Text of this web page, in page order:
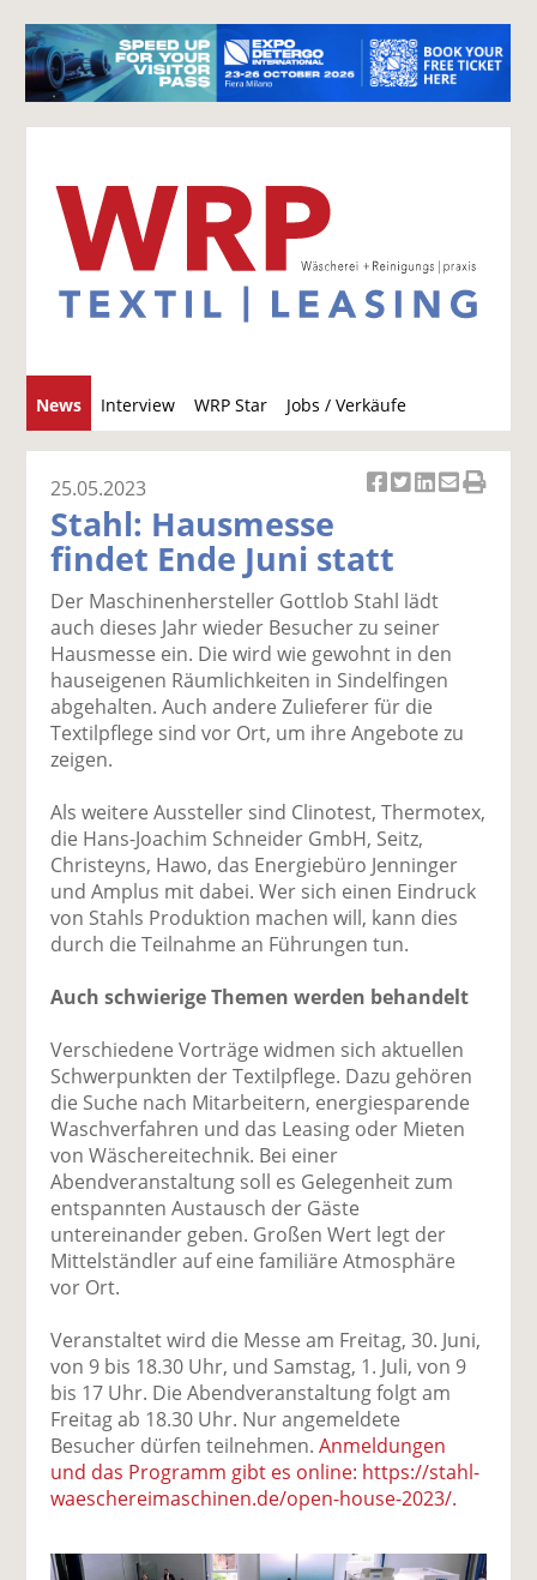
News Interview WRP Star Jobs / Verkäufe
u
c
k
el
a
uf
F
ac
e
b
o
k
te
il
e
n
k
el
t
wi
tt
er
n
el
a
uf
Li
n
k
e
te
il
e
n
p
E
m
l
er
se
d
e
n
25.05.2023
Stahl: Hausmesse
findet Ende Juni statt
Der Maschinenhersteller Gottlob Stahl lädt
auch dieses Jahr wieder Besucher zu seiner
Hausmesse ein. Die wird wie gewohnt in den
hauseigenen Räumlichkeiten in Sindelfingen
abgehalten. Auch andere Zulieferer für die
Textilpflege sind vor Ort, um ihre Angebote zu
zeigen.
Als weitere Aussteller sind Clinotest, Thermotex,
die Hans-Joachim Schneider GmbH, Seitz,
Christeyns, Hawo, das Energiebüro Jenninger
und Amplus mit dabei. Wer sich einen Eindruck
von Stahls Produktion machen will, kann dies
durch die Teilnahme an Führungen tun.
Auch schwierige Themen werden behandelt
Verschiedene Vorträge widmen sich aktuellen
Schwerpunkten der Textilpflege. Dazu gehören
die Suche nach Mitarbeitern, energiesparende
Waschverfahren und das Leasing oder Mieten
von Wäschereitechnik. Bei einer
Abendveranstaltung soll es Gelegenheit zum
entspannten Austausch der Gäste
untereinander geben. Großen Wert legt der
Mittelständler auf eine familiäre Atmosphäre
vor Ort.
Veranstaltet wird die Messe am Freitag, 30. Juni,
von 9 bis 18.30 Uhr, und Samstag, 1. Juli, von 9
bis 17 Uhr. Die Abendveranstaltung folgt am
Freitag ab 18.30 Uhr. Nur angemeldete
Besucher dürfen teilnehmen.Anmeldungen
und das Programm gibt es online: https://stahl-
waeschereimaschinen.de/open-house-2023/.